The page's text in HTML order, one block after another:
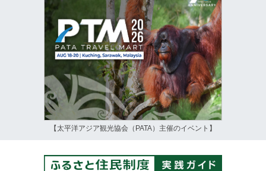
【太平洋アジア観光協会（PATA）主催のイベント】